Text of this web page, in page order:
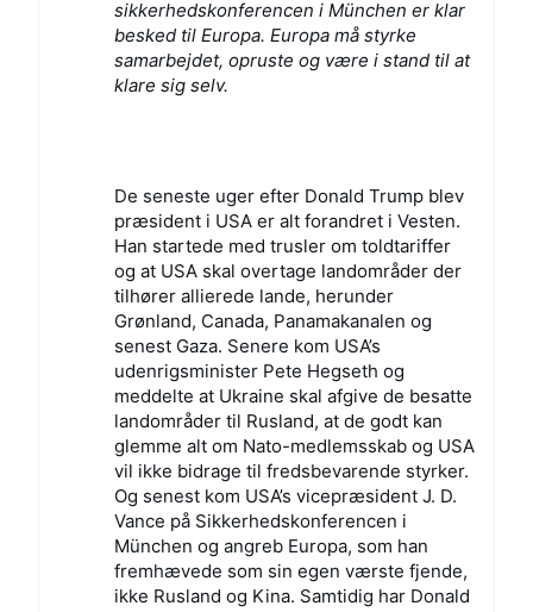
sikkerhedskonferencen i München er klar
besked til Europa. Europa må styrke
samarbejdet, opruste og være i stand til at
klare sig selv.
De seneste uger efter Donald Trump blev
præsident i USA er alt forandret i Vesten.
Han startede med trusler om toldtariffer
og at USA skal overtage landområder der
tilhører allierede lande, herunder
Grønland, Canada, Panamakanalen og
senest Gaza. Senere kom USA’s
udenrigsminister Pete Hegseth og
meddelte at Ukraine skal afgive de besatte
landområder til Rusland, at de godt kan
glemme alt om Nato-medlemsskab og USA
vil ikke bidrage til fredsbevarende styrker.
Og senest kom USA’s vicepræsident J. D.
Vance på Sikkerhedskonferencen i
München og angreb Europa, som han
fremhævede som sin egen værste fjende,
ikke Rusland og Kina. Samtidig har Donald